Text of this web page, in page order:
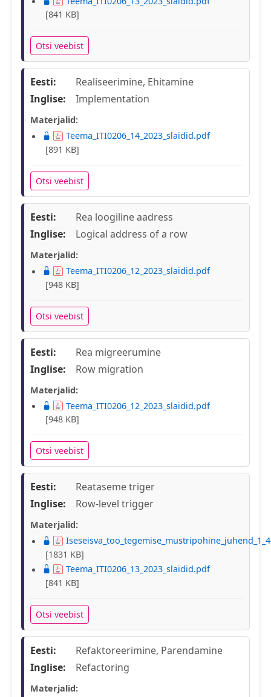
[841 KB]
Otsi veebist
Eesti:
Realiseerimine, Ehitamine
Inglise:
Implementation
Materjalid:
Teema_ITI0206_14_2023_slaidid.pdf
[891 KB]
Otsi veebist
Eesti:
Rea loogiline aadress
Inglise:
Logical address of a row
Materjalid:
Teema_ITI0206_12_2023_slaidid.pdf
[948 KB]
Otsi veebist
Eesti:
Rea migreerumine
Inglise:
Row migration
Materjalid:
Teema_ITI0206_12_2023_slaidid.pdf
[948 KB]
Otsi veebist
Eesti:
Reataseme triger
Inglise:
Row-level trigger
Materjalid:
[1831 KB]
Teema_ITI0206_13_2023_slaidid.pdf
[841 KB]
Otsi veebist
Eesti:
Refaktoreerimine, Parendamine
Inglise:
Refactoring
Materjalid: